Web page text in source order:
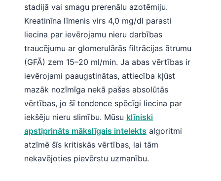
stadijā vai smagu prerenālu azotēmiju.
Kreatinīna līmenis virs 4,0 mg/dl parasti
liecina par ievērojamu nieru darbības
traucējumu ar glomerulārās filtrācijas ātrumu
(GFĀ) zem 15–20 ml/min. Ja abas vērtības ir
ievērojami paaugstinātas, attiecība kļūst
mazāk nozīmīga nekā pašas absolūtās
vērtības, jo šī tendence spēcīgi liecina par
iekšēju nieru slimību. Mūsu klīniski
apstiprināts mākslīgais intelekts algoritmi
atzīmē šīs kritiskās vērtības, lai tām
nekavējoties pievērstu uzmanību.